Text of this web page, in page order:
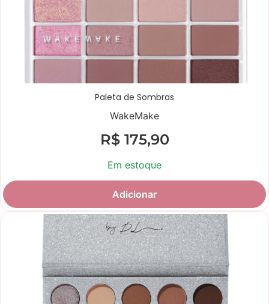
Paleta de Sombras
WakeMake
R$175,90
Em estoque
Adicionar